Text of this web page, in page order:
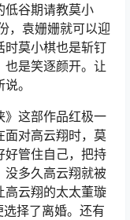
低谷期请教莫小
，袁姗姗就可以迎
时莫小棋也是斩钉
也是笑逐颜开。让
。
》这部作品红极一
面对高云翔时，莫
好管住自己，把持
没多久高云翔就被
高云翔的太太董璇
择了离婚。还有